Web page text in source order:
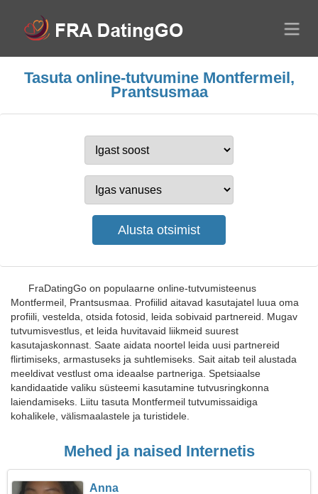
Tasuta online-tutvumine Montfermeil,
Prantsusmaa
FraDatingGo on populaarne online-tutvumisteenus
Montfermeil, Prantsusmaa. Profiilid aitavad kasutajatel luua oma
profiili, vestelda, otsida fotosid, leida sobivaid partnereid. Mugav
tutvumisvestlus, et leida huvitavaid liikmeid suurest
kasutajaskonnast. Saate aidata noortel leida uusi partnereid
flirtimiseks, armastuseks ja suhtlemiseks. Sait aitab teil alustada
meeldivat vestlust oma ideaalse partneriga. Spetsiaalse
kandidaatide valiku süsteemi kasutamine tutvusringkonna
laiendamiseks. Liitu tasuta Montfermeil tutvumissaidiga
kohalikele, välismaalastele ja turistidele.
Mehed ja naised Internetis
Anna